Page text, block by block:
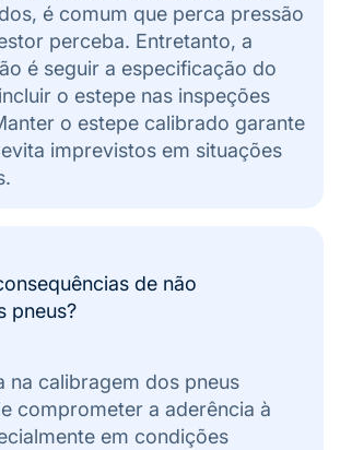
é comum que perca pressão
perceba. Entretanto, a
é seguir a especificação do
o estepe nas inspeções
o estepe calibrado garante
imprevistos em situações
de não
pneus?
na calibragem dos pneus
comprometer a aderência à
em condições